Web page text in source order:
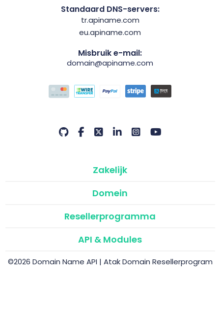
Standaard DNS-servers:
tr.apiname.com
eu.apiname.com
Misbruik e-mail:
domain@apiname.com
Zakelijk
Domein
Resellerprogramma
API & Modules
©2026 Domain Name API | Atak Domain Resellerprogram